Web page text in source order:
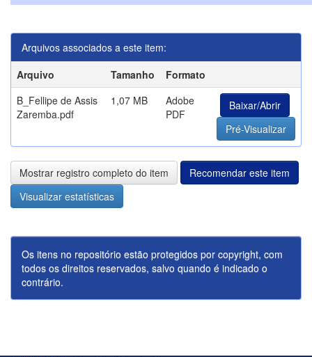
Arquivos associados a este item:
Arquivo
Tamanho
Formato
B_Fellipe de Assis
Zaremba.pdf
1,07 MB
Adobe
PDF
Baixar/Abrir
Pré-Visualizar
Mostrar registro completo do item
Recomendar este item
Visualizar estatísticas
Os itens no repositório estão protegidos por copyright, com
todos os direitos reservados, salvo quando é indicado o
contrário.